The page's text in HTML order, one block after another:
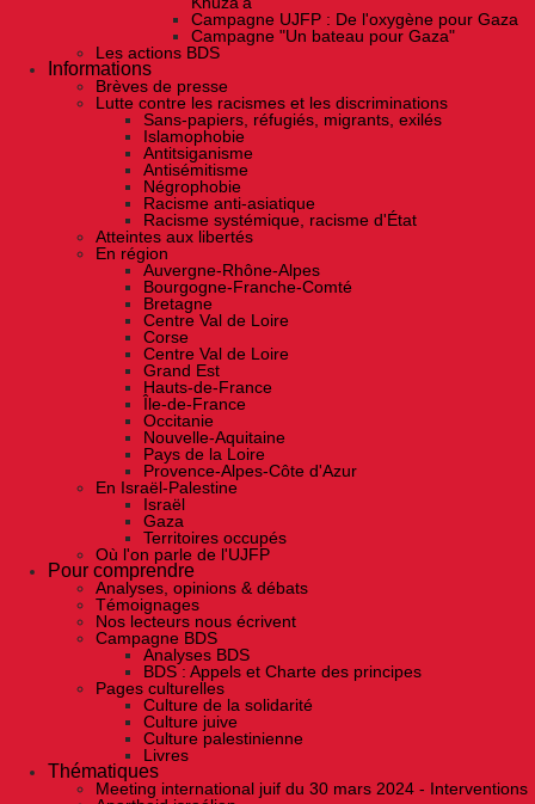
Campagne UJFP : De l'oxygène pour Gaza
Campagne "Un bateau pour Gaza"
Les actions BDS
Informations
Brèves de presse
Lutte contre les racismes et les discriminations
Sans-papiers, réfugiés, migrants, exilés
Islamophobie
Antitsiganisme
Antisémitisme
Négrophobie
Racisme anti-asiatique
Racisme systémique, racisme d'État
Atteintes aux libertés
En région
Auvergne-Rhône-Alpes
Bourgogne-Franche-Comté
Bretagne
Centre Val de Loire
Corse
Centre Val de Loire
Grand Est
Hauts-de-France
Île-de-France
Occitanie
Nouvelle-Aquitaine
Pays de la Loire
Provence-Alpes-Côte d'Azur
En Israël-Palestine
Israël
Gaza
Territoires occupés
Où l'on parle de l'UJFP
Pour comprendre
Analyses, opinions & débats
Témoignages
Nos lecteurs nous écrivent
Campagne BDS
Analyses BDS
BDS : Appels et Charte des principes
Pages culturelles
Culture de la solidarité
Culture juive
Culture palestinienne
Livres
Thématiques
Meeting international juif du 30 mars 2024 - Interventions